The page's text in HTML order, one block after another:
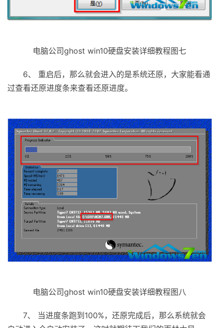
电脑公司ghost win10硬盘安装详细教程图七
6、 重启后，那么就会进入的是系统还原，大家能看通
过查看还原进度条来查看还原进度。
电脑公司ghost win10硬盘安装详细教程图八
7、 当进度条跑到100%，还原完成后，那么系统就会